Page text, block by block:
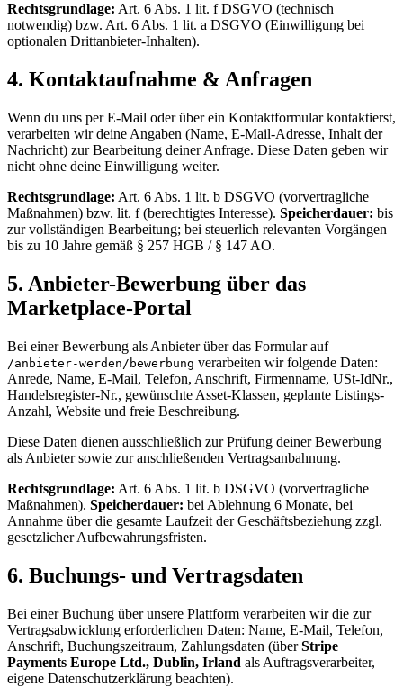
Rechtsgrundlage: Art. 6 Abs. 1 lit. f DSGVO (technisch
notwendig) bzw. Art. 6 Abs. 1 lit. a DSGVO (Einwilligung bei
optionalen Drittanbieter-Inhalten).
4. Kontaktaufnahme & Anfragen
Wenn du uns per E-Mail oder über ein Kontaktformular kontaktierst,
verarbeiten wir deine Angaben (Name, E-Mail-Adresse, Inhalt der
Nachricht) zur Bearbeitung deiner Anfrage. Diese Daten geben wir
nicht ohne deine Einwilligung weiter.
Rechtsgrundlage: Art. 6 Abs. 1 lit. b DSGVO (vorvertragliche
Maßnahmen) bzw. lit. f (berechtigtes Interesse). Speicherdauer: bis
zur vollständigen Bearbeitung; bei steuerlich relevanten Vorgängen
bis zu 10 Jahre gemäß § 257 HGB / § 147 AO.
5. Anbieter-Bewerbung über das
Marketplace-Portal
Bei einer Bewerbung als Anbieter über das Formular auf
/anbieter-werden/bewerbung verarbeiten wir folgende Daten:
Anrede, Name, E-Mail, Telefon, Anschrift, Firmenname, USt-IdNr.,
Handelsregister-Nr., gewünschte Asset-Klassen, geplante Listings-
Anzahl, Website und freie Beschreibung.
Diese Daten dienen ausschließlich zur Prüfung deiner Bewerbung
als Anbieter sowie zur anschließenden Vertragsanbahnung.
Rechtsgrundlage: Art. 6 Abs. 1 lit. b DSGVO (vorvertragliche
Maßnahmen). Speicherdauer: bei Ablehnung 6 Monate, bei
Annahme über die gesamte Laufzeit der Geschäftsbeziehung zzgl.
gesetzlicher Aufbewahrungsfristen.
6. Buchungs- und Vertragsdaten
Bei einer Buchung über unsere Plattform verarbeiten wir die zur
Vertragsabwicklung erforderlichen Daten: Name, E-Mail, Telefon,
Anschrift, Buchungszeitraum, Zahlungsdaten (über Stripe
Payments Europe Ltd., Dublin, Irland als Auftragsverarbeiter,
eigene Datenschutzerklärung beachten).